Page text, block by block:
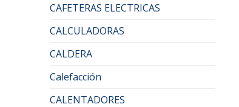
CAFETERAS ELECTRICAS
CALCULADORAS
CALDERA
Calefacción
CALENTADORES